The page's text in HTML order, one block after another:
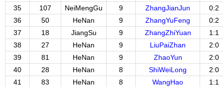
35
107 NeiMengGu 9 ZhangJianJun
0:2
36
50 HeNan 9 ZhangYuFeng
0:2
37
18 JiangSu 9 ZhangZhiYuan
1:1
38
27 HeNan 9 LiuPaiZhan
2:0
39
81 HeNan 9 ZhaoYun
2:0
40
28 HeNan 8 ShiWeiLong
2:0
41
83 HeNan 8 WangHao
1:1